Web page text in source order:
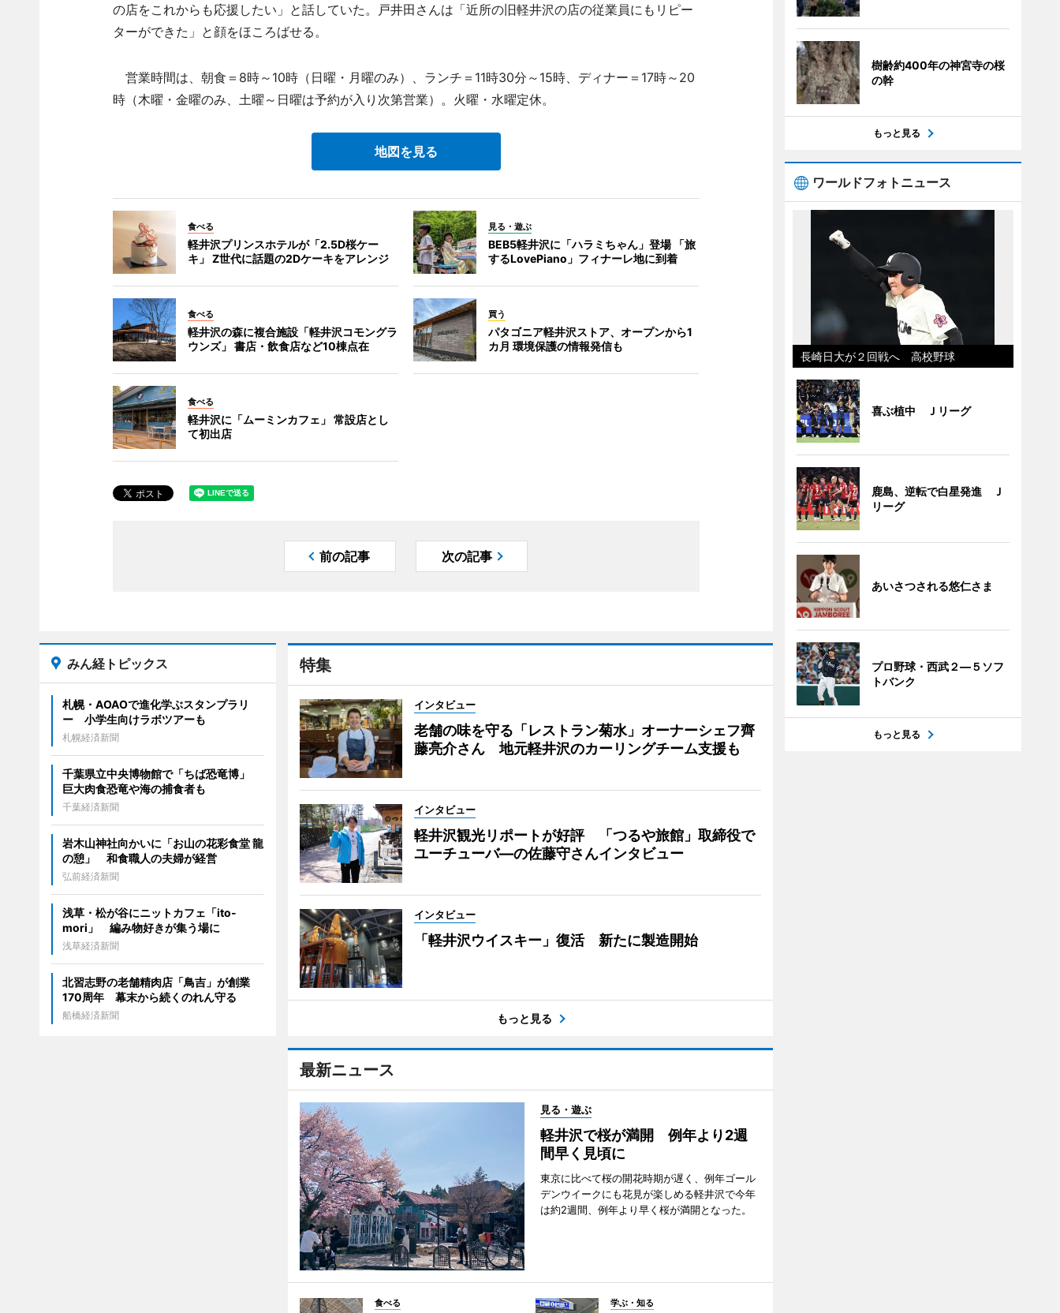
の店をこれからも応援したい」と話していた。戸井田さんは「近所の旧軽井沢の店の従業員にもリピー
ターができた」と顔をほころばせる。
営業時間は、朝食＝8時～10時（日曜・月曜のみ）、ランチ＝11時30分～15時、ディナー＝17時～20
時（木曜・金曜のみ、土曜～日曜は予約が入り次第営業）。火曜・水曜定休。
地図を見る
食べる
軽井沢プリンスホテルが「2.5D桜ケー
キ」 Z世代に話題の2Dケーキをアレンジ
見る・遊ぶ
BEB5軽井沢に「ハラミちゃん」登場 「旅
するLovePiano」フィナーレ地に到着
食べる
軽井沢の森に複合施設「軽井沢コモングラ
ウンズ」 書店・飲食店など10棟点在
買う
パタゴニア軽井沢ストア、オープンから1
カ月 環境保護の情報発信も
食べる
軽井沢に「ムーミンカフェ」 常設店とし
て初出店
前の記事 次の記事
特集
インタビュー
老舗の味を守る「レストラン菊水」オーナーシェフ齊
藤亮介さん 地元軽井沢のカーリングチーム支援も
インタビュー
軽井沢観光リポートが好評 「つるや旅館」取締役で
ユーチューバ―の佐藤守さんインタビュー
インタビュー
「軽井沢ウイスキー」復活 新たに製造開始
もっと見る
最新ニュース
見る・遊ぶ
軽井沢で桜が満開 例年より2週
間早く見頃に
東京に比べて桜の開花時期が遅く、例年ゴール
デンウイークにも花見が楽しめる軽井沢で今年
は約2週間、例年より早く桜が満開となった。
食べる 学ぶ・知る
みん経トピックス
札幌・AOAOで進化学ぶスタンプラリ
ー 小学生向けラボツアーも
札幌経済新聞
千葉県立中央博物館で「ちば恐竜博」
巨大肉食恐竜や海の捕食者も
千葉経済新聞
岩木山神社向かいに「お山の花彩食堂 龍
の憩」 和食職人の夫婦が経営
弘前経済新聞
浅草・松が谷にニットカフェ「ito-
mori」 編み物好きが集う場に
浅草経済新聞
北習志野の老舗精肉店「鳥吉」が創業
170周年 幕末から続くのれん守る
船橋経済新聞
樹齢約400年の神宮寺の桜
の幹
もっと見る
ワールドフォトニュース
長崎日大が２回戦へ 高校野球
喜ぶ植中 Ｊリーグ
鹿島、逆転で白星発進 Ｊ
リーグ
あいさつされる悠仁さま
プロ野球・西武２―５ソフ
トバンク
もっと見る